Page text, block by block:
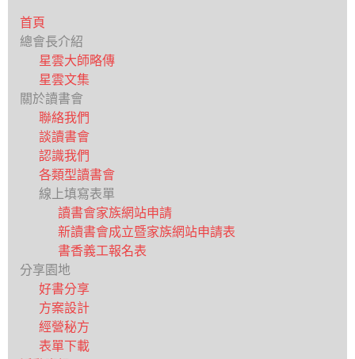
首頁
總會長介紹
星雲大師略傳
星雲文集
關於讀書會
聯絡我們
談讀書會
認識我們
各類型讀書會
線上填寫表單
讀書會家族網站申請
新讀書會成立暨家族網站申請表
書香義工報名表
分享園地
好書分享
方案設計
經營秘方
表單下載